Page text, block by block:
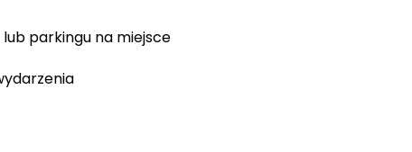
parkingu na miejsce